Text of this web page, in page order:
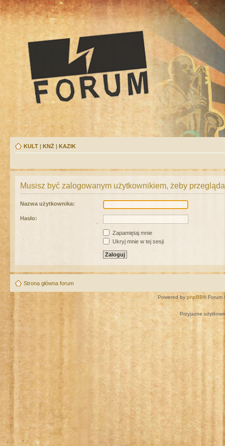
KULT | KNŻ | KAZIK
Musisz być zalogowanym użytkownikiem, żeby
Nazwa użytkownika:
Hasło:
Zapamiętaj mnie
Ukryj mnie w tej sesji
Strona główna forum
Powered by phpBB® Forum
Przyjazne